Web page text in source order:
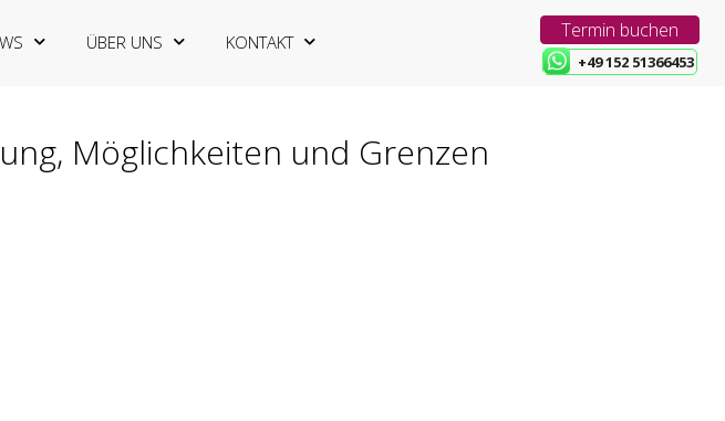
ÜBER UNS KONTAKT
Termin buchen
+49 152 51366453
Möglichkeiten und Grenzen